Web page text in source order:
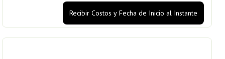
Recibir Costos y Fecha de Inicio al Instante